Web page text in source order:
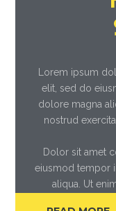
Lorem ipsum
elit, sed do
dolore magna
nostrud
Dolor sit amet
eiusmod tempor
aliqua. Ut